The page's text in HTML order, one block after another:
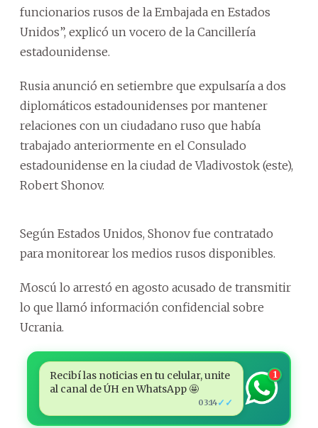
funcionarios rusos de la Embajada en Estados
Unidos”, explicó un vocero de la Cancillería
estadounidense.
Rusia anunció en setiembre que expulsaría a dos
diplomáticos estadounidenses por mantener
relaciones con un ciudadano ruso que había
trabajado anteriormente en el Consulado
estadounidense en la ciudad de Vladivostok (este),
Robert Shonov.
Según Estados Unidos, Shonov fue contratado
para monitorear los medios rusos disponibles.
Moscú lo arrestó en agosto acusado de transmitir
lo que llamó información confidencial sobre
Ucrania.
Recibí las noticias en tu celular, unite
al canal de ÚH en WhatsApp 🤩
03:14✓✓
1